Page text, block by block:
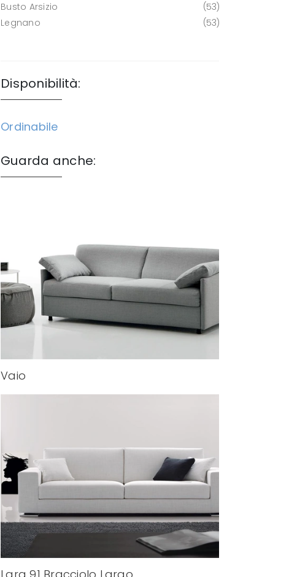
Busto Arsizio
53
Legnano
53
Disponibilità:
Ordinabile
Guarda anche:
Vaio